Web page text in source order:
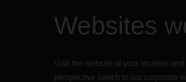
Websites
Visit the website of your location
perspective switch to our corporate